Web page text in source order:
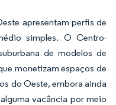
apresentam perfis de
simples. O Centro-
de modelos de
monetizam espaços de
do Oeste, embora ainda
vacância por meio